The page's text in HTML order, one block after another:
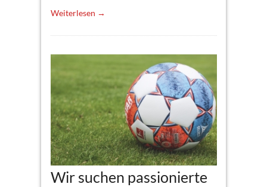
Weiterlesen →
Wir suchen passionierte